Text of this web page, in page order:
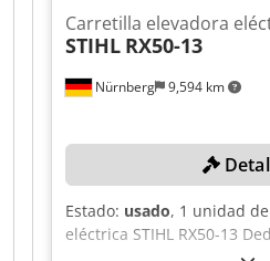
Nürnberg 9,594 km
Carretilla elevadora
STIHL RX50-13
Estado: usado, 1 unidad
eléctrica STIHL RX50-13
Horas de funcionamiento: